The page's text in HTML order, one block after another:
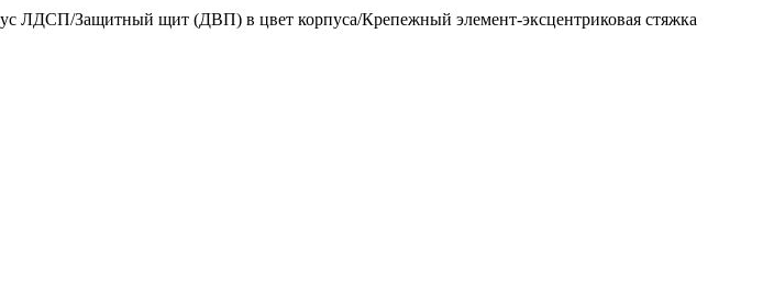
Защитный щит (ДВП) в цвет корпуса/Крепежный элемент-эксцентриковая стяжка